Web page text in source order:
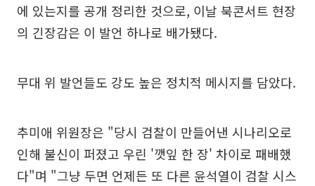
에 있는지를 공개 정리한 것으로, 이날 북콘서트 현장
의 긴장감은 이 발언 하나로 배가됐다.
무대 위 발언들도 강도 높은 정치적 메시지를 담았다.
추미애 위원장은 "당시 검찰이 만들어낸 시나리오로
인해 불신이 퍼졌고 우린 '깻잎 한 장' 차이로 패배했
다"며 "그냥 두면 언제든 또 다른 윤석열이 검찰 시스